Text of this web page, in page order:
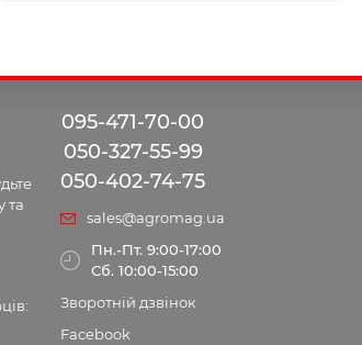
та
095-471-70-00
050-327-55-99
050-402-74-75
sales@agromag.ua
Пн.-Пт. 9:00-17:00
Сб. 10:00-15:00
Зворотній дзвінок
Facebook